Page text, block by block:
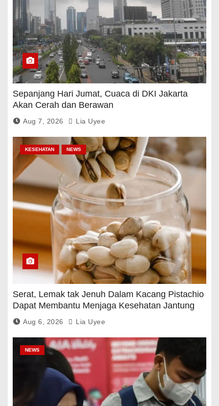
Sepanjang Hari Jumat, Cuaca di DKI Jakarta
Akan Cerah dan Berawan
Aug 7, 2026 Lia Uyee
KESEHATAN NEWS
Serat, Lemak tak Jenuh Dalam Kacang Pistachio
Dapat Membantu Menjaga Kesehatan Jantung
Dan Gula Darah
Aug 6, 2026 Lia Uyee
NEWS